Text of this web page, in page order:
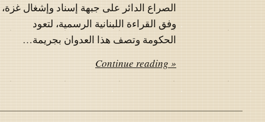
الصراع الدائر على جبهة إسناد وإشغال غزة،
وفق القراءة اللبنانية الرسمية، لتعود
الحكومة وتصف هذا العدوان بجريمة…
Continue reading »